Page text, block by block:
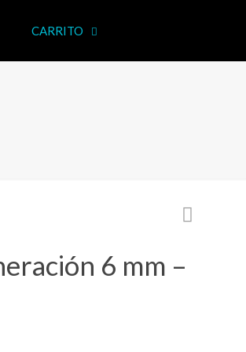
CARRITO
6 mm –